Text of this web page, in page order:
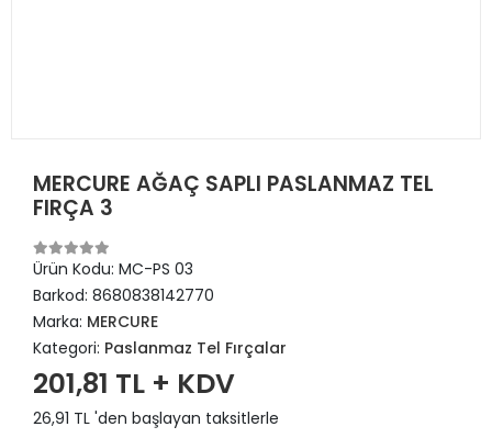
MERCURE AĞAÇ SAPLI PASLANMAZ TEL
FIRÇA 3
Ürün Kodu: MC-PS 03
Barkod: 8680838142770
Marka: MERCURE
Kategori: Paslanmaz Tel Fırçalar
201,81 TL + KDV
26,91 TL 'den başlayan taksitlerle